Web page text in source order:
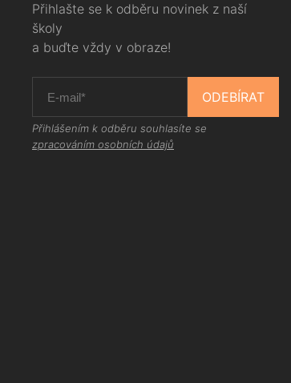
Přihlašte se k odběru novinek z naší
školy
a buďte vždy v obraze!
ODEBÍRAT
Přihlášením k odběru souhlasíte se
zpracováním osobních údajů